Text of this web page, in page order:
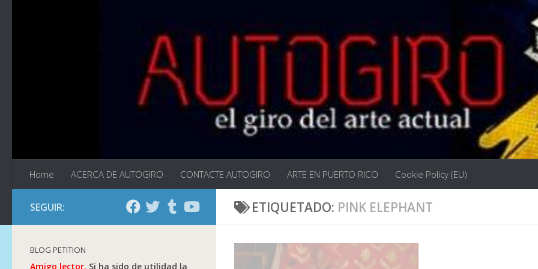
Home ACERCA DE AUTOGIRO CONTACTE AUTOGIRO ARTE EN PUERTO RICO Cookie Policy (EU)
ETIQUETADO: PINK ELEPHANT
SEGUIR:
BLOG PETITION
Amigo lector. Si ha sido de utilidad la